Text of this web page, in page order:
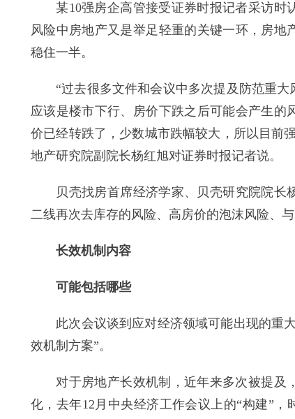
某10强房企高管接受证券时报记者采访时
风险中房地产又是举足轻重的关键一环，房
稳住一半。
“过去很多文件和会议中多次提及防范重大
应该是楼市下行、房价下跌之后可能会产生
价已经转跌了，少数城市跌幅较大，所以目前
地产研究院副院长杨红旭对证券时报记者说。
贝壳找房首席经济学家、贝壳研究院院长
二线再次去库存的风险、高房价的泡沫风险、
长效机制内容
可能包括哪些
此次会议谈到应对经济领域可能出现的重大
效机制方案”。
对于房地产长效机制，近年来多次被提及
化，去年12月中央经济工作会议上的“构建”